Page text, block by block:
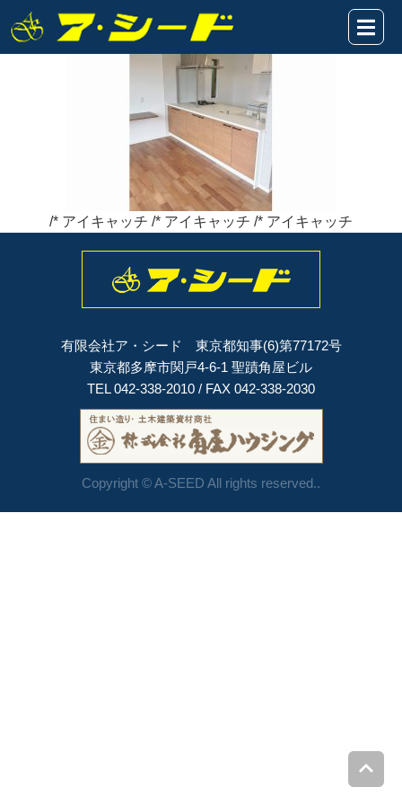
IMG_2375 2019年11月19日
/* アイキャッチ /* アイキャッチ /* アイキャッチ
有限会社ア・シード 東京都知事(6)第77172号
東京都多摩市関戸4-6-1 聖蹟角屋ビル
TEL 042-338-2010 / FAX 042-338-2030
Copyright © A-SEED All rights reserved..